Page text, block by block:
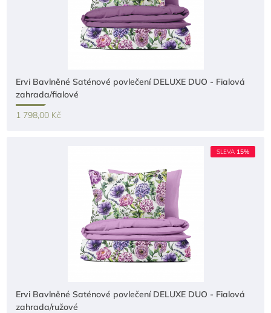
Ervi Bavlněné Saténové povlečení DELUXE DUO - Fialová
zahrada/fialové
1 798,00 Kč
SLEVA 15%
Ervi Bavlněné Saténové povlečení DELUXE DUO - Fialová
zahrada/ružové